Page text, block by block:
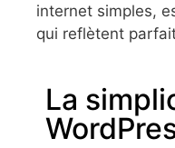
internet simples,
qui reflètent
La